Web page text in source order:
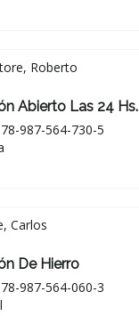
Roberto
Abierto Las 24 Hs.
987-564-730-5
Carlos
De Hierro
987-564-060-3